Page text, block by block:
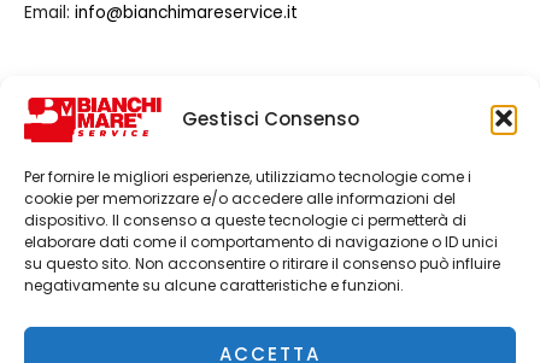
Gestisci Consenso
Per fornire le migliori esperienze, utilizziamo tecnologie come i
cookie per memorizzare e/o accedere alle informazioni del
dispositivo. Il consenso a queste tecnologie ci permetterà di
elaborare dati come il comportamento di navigazione o ID unici
su questo sito. Non acconsentire o ritirare il consenso può influire
negativamente su alcune caratteristiche e funzioni.
ACCETTA
Email: info@bianchimareservice.it
Regolamenti
Home
Trattamento dati personali
Contatti